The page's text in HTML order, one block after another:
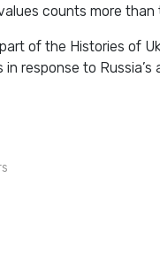
counts more
of the Histories of
in response to